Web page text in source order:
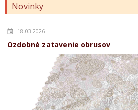
Novinky
18.03.2026
Ozdobné zatavenie obrusov